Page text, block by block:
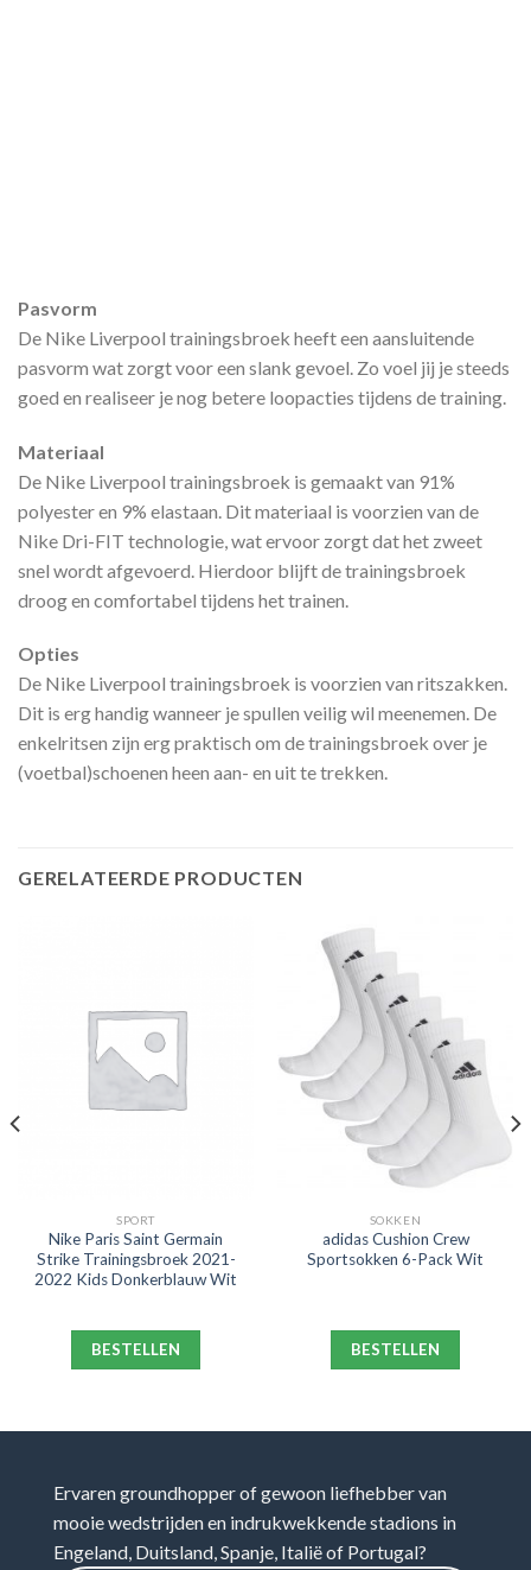
Pasvorm
De Nike Liverpool trainingsbroek heeft een aansluitende
pasvorm wat zorgt voor een slank gevoel. Zo voel jij je steeds
goed en realiseer je nog betere loopacties tijdens de training.
Materiaal
De Nike Liverpool trainingsbroek is gemaakt van 91%
polyester en 9% elastaan. Dit materiaal is voorzien van de
Nike Dri-FIT technologie, wat ervoor zorgt dat het zweet
snel wordt afgevoerd. Hierdoor blijft de trainingsbroek
droog en comfortabel tijdens het trainen.
Opties
De Nike Liverpool trainingsbroek is voorzien van ritszakken.
Dit is erg handig wanneer je spullen veilig wil meenemen. De
enkelritsen zijn erg praktisch om de trainingsbroek over je
(voetbal)schoenen heen aan- en uit te trekken.
GERELATEERDE PRODUCTEN
SPORT
Nike Paris Saint Germain
Strike Trainingsbroek 2021-
2022 Kids Donkerblauw Wit
BESTELLEN
SOKKEN
adidas Cushion Crew
Sportsokken 6-Pack Wit
BESTELLEN
Ervaren groundhopper of gewoon liefhebber van
mooie wedstrijden en indrukwekkende stadions in
Engeland, Duitsland, Spanje, Italië of Portugal?